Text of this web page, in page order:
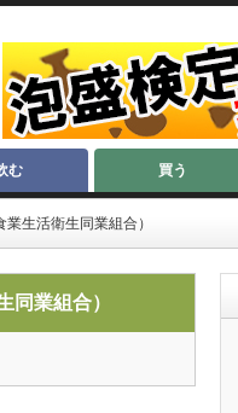
む 買う
生活衛生同業組合）
同業組合）